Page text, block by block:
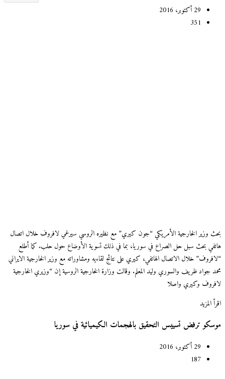
29 أكتوبر، 2016
351
بحث وزير الخارجية اﻷمريكي “جون كيري” مع نظيره الروسي سيرغي لافروف خلال اتصال
هاتفي بحث سبل حل الصراع في سوريا، بما في ذلك تسوية الأوضاع حول حلب. كما أطلع
“لافروف” خلال الاتصال الهاتفي، كيري على نتائج لقاءيه ومشاوراته مع وزير الخارجية الايراني
محمد جواد ظريف والسوري وليد المعلم. وقالت وزارة الخارجية الروسية إن “وزيري الخارجية
لافروف وكيري واصلا
اقرأ المزيد
موسكو ترفض تسييس التحقيق بالهجمات الكيميائية في سوريا
29 أكتوبر، 2016
187